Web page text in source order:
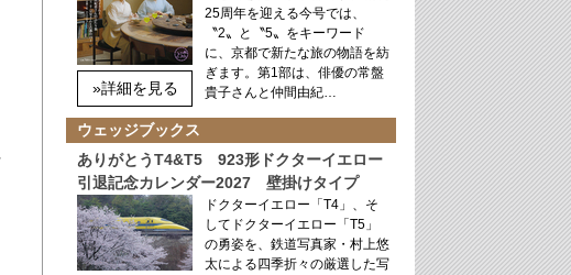
»詳細を見る
25周年を迎える今号では、
〝2〟と〝5〟をキーワード
に、京都で新たな旅の物語を紡
ぎます。第1部は、俳優の常盤
貴子さんと仲間由紀…
ウェッジブックス
ありがとうT4&T5 923形ドクターイエロー
引退記念カレンダー2027 壁掛けタイプ
ドクターイエロー「T4」、そ
してドクターイエロー「T5」
の勇姿を、鉄道写真家・村上悠
太による四季折々の厳選した写